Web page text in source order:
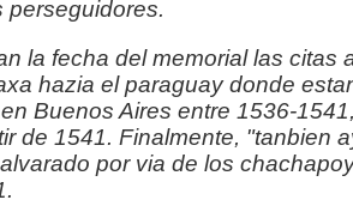
perseguidores.
la fecha del memorial las citas
hazia el paraguay donde
Buenos Aires entre 1536-
de 1541. Finalmente, "tanbien
alvarado por via de los